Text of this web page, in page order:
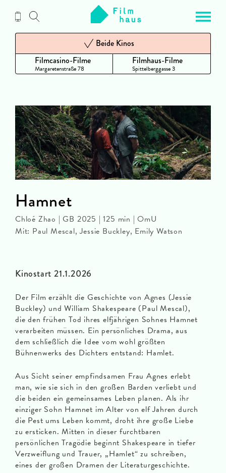
Inhalt
Filmcasino-Filme
Margaretenstraße 78
Beide Kinos
Filmhaus-Filme
Spittelberggasse 3
Kinostart 21.1.2026
Der Film erzählt die Geschichte von Agnes (Jessie
Buckley) und William Shakespeare (Paul Mescal),
die den frühen Tod ihres elfjährigen Sohnes Hamnet
verarbeiten müssen. Ein persönliches Drama, aus
dem schließlich die Idee vom wohl größten
Bühnenwerks des Dichters entstand: Hamlet.
Aus Sicht seiner empfindsamen Frau Agnes erlebt
man, wie sie sich in den großen Barden verliebt und
die beiden ein gemeinsames Leben planen. Als ihr
einziger Sohn Hamnet im Alter von elf Jahren durch
die Pest ums Leben kommt, droht ihre große Liebe
zu ersticken. Mitten in dieser furchtbaren
persönlichen Tragödie beginnt Shakespeare in tiefer
Verzweiflung und Trauer, „Hamlet“ zu schreiben,
eines der großen Dramen der Literaturgeschichte.
Hamnet
Chloé Zhao | GB 2025 | 125 min | OmU
Mit: Paul Mescal, Jessie Buckley, Emily Watson